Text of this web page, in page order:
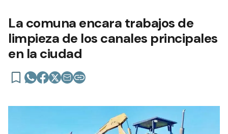
La comuna encara trabajos de
limpieza de los canales principales
en la ciudad